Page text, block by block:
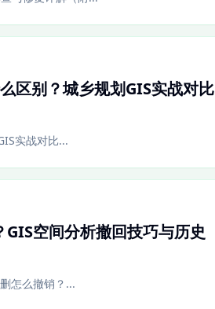
别？城乡规划GIS实战对比
实战对比...
空间分析撤回技巧与历史
怎么撤销？...